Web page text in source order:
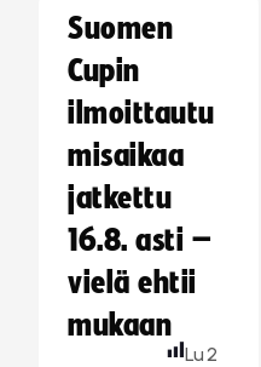
Suomen
Cupin
ilmoittautu
misaikaa
jatkettu
16.8. asti –
vielä ehtii
mukaan
Lu2